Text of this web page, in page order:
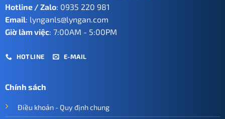
Hotline / Zalo: 0935 220 981
Email: lynganls@lyngan.com
Giờ làm việc: 7:00AM - 5:00PM
HOTLINE E-MAIL
Chính sách
Điều khoản - Quy định chung